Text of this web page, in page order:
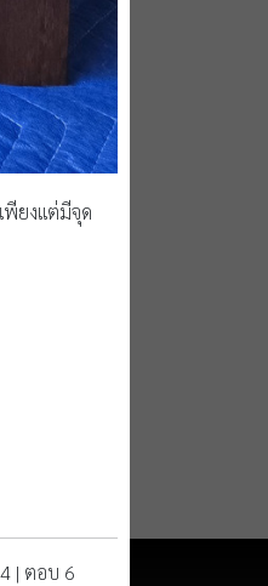
พียงแต่มีจุด
| ตอบ 6